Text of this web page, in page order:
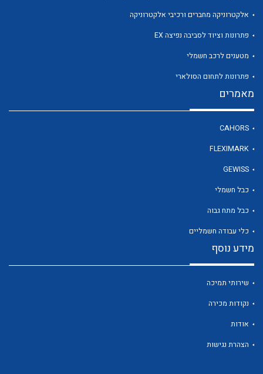
לכל מוצרי היצרן
לכל מוצרי היצרן
אלקטרוניקה מחברים ורכיבי אלקטרוניקה
פתרונות וציוד לסביבה נפיצה EX
מטענים לרכב חשמלי
פתרונות לתחום הסולארי
מאמרים
CAHORS
FLEXIMARK
GEWISS
כבל חשמלי
כבל מתח גבוה
כלי עבודה חשמליים
מידע נוסף
שירותי תמיכה
נקודות מכירה
אודות
הצהרת נגישות